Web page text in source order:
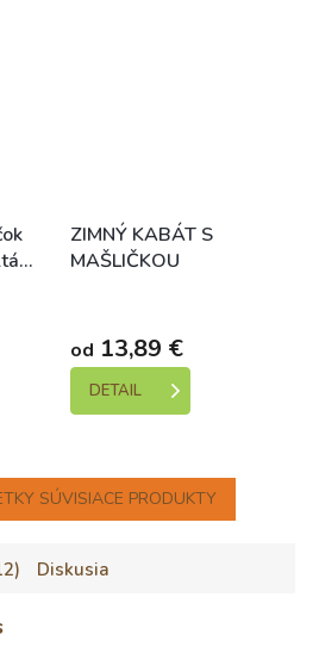
ZIMNÝ KABÁT S
MAŠLIČKOU
od 13,89 €
DETAIL
SÚVISIACE PRODUKTY
Diskusia